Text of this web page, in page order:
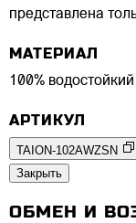
представлена
МАТЕРИАЛ
100%
АРТИКУЛ
TAION-102AWZSN
Закрыть
ОБМЕН И